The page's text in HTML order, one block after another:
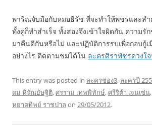
พาริณจับมือกับหมอธีรัช ที่จะทำให้พชรและลำ
ทั้งคู่ก็ทำสำเร็จ ทั้งสองจึงเข้าใจผิดกัน ความรั
มาคืนดีกันหรือไม่ และปฏิบัติการรบเพื่อกอบกู้
อย่างไร ติดตามชมได้ใน ละครศิราพัชรดวงใ
This entry was posted in ละครช่อง3, ละครปี
ดม หิรัณยัษฐิติ,ศรราม เทพพิทักษ์,ศรีริต้า เจนเซ่น,
หยาดทิพย์ ราชปาล on 29/05/2012.